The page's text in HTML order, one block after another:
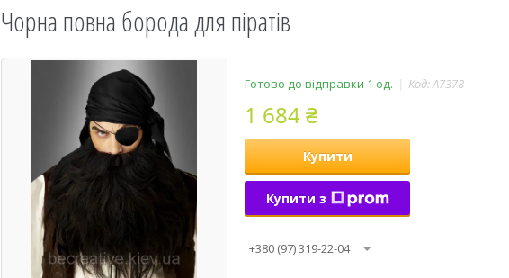
Чорна повна борода для піратів
Готово до відправки 1 од. Код:A7378
1 684 ₴
Купити
Купити з
+380 (97) 319-22-04